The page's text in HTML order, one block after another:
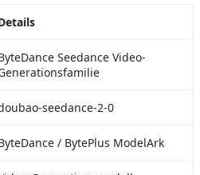
Seedance Video-
seedance-2-0
/ BytePlus ModelArk